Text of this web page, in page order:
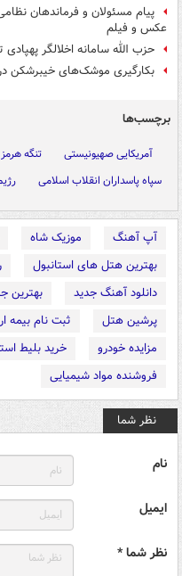
پیام مسئولان و فرماندهان
عکس و فیلم
حزب الله سامانه اخلالگر پهپادی
بکارگیری موشک‌های خیبرشکن
برچسب‌ها
آمریکایی صهیونیستی تنگه هرمز
سپاه پاسداران انقلاب اسلامی
آپ آهنگ موزیک شاه
بهترین هتل های استانبول
دانلود آهنگ جدید
بهترین
پرشین هتل
ثبت نام بیمه
مزایده خودرو
خرید بلیط
فروشنده مواد شیمیایی
نظر شما
نام
ایمیل
نظر شما *